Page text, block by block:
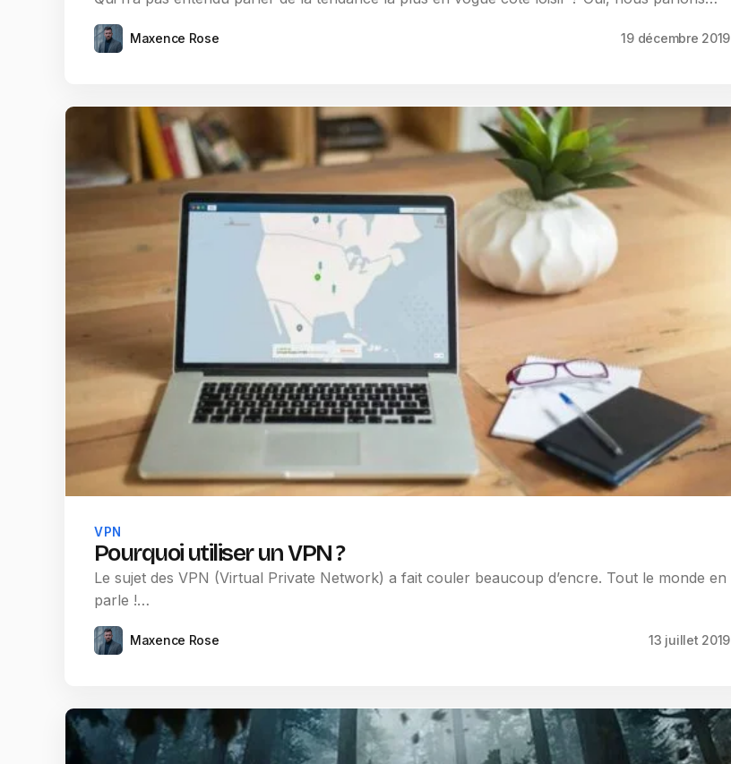
Maxence Rose 19 décembre 2019
VPN
Pourquoi utiliser un VPN ?
Le sujet des VPN (Virtual Private Network) a fait couler beaucoup d’encre. Tout le monde en
parle !…
Maxence Rose 13 juillet 2019